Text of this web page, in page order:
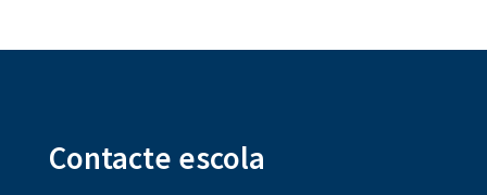
Contacte escola